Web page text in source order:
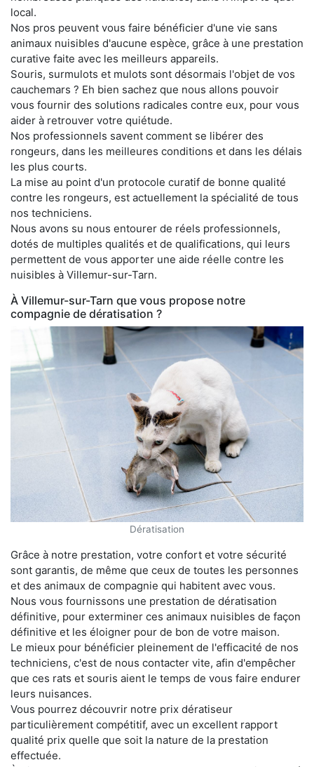
local.
Nos pros peuvent vous faire bénéficier d'une vie sans
animaux nuisibles d'aucune espèce, grâce à une prestation
curative faite avec les meilleurs appareils.
Souris, surmulots et mulots sont désormais l'objet de vos
cauchemars ? Eh bien sachez que nous allons pouvoir
vous fournir des solutions radicales contre eux, pour vous
aider à retrouver votre quiétude.
Nos professionnels savent comment se libérer des
rongeurs, dans les meilleures conditions et dans les délais
les plus courts.
La mise au point d'un protocole curatif de bonne qualité
contre les rongeurs, est actuellement la spécialité de tous
nos techniciens.
Nous avons su nous entourer de réels professionnels,
dotés de multiples qualités et de qualifications, qui leurs
permettent de vous apporter une aide réelle contre les
nuisibles à Villemur-sur-Tarn.
À Villemur-sur-Tarn que vous propose notre
compagnie de dératisation ?
Dératisation
Grâce à notre prestation, votre confort et votre sécurité
sont garantis, de même que ceux de toutes les personnes
et des animaux de compagnie qui habitent avec vous.
Nous vous fournissons une prestation de dératisation
définitive, pour exterminer ces animaux nuisibles de façon
définitive et les éloigner pour de bon de votre maison.
Le mieux pour bénéficier pleinement de l'efficacité de nos
techniciens, c'est de nous contacter vite, afin d'empêcher
que ces rats et souris aient le temps de vous faire endurer
leurs nuisances.
Vous pourrez découvrir notre prix dératiseur
particulièrement compétitif, avec un excellent rapport
qualité prix quelle que soit la nature de la prestation
effectuée.